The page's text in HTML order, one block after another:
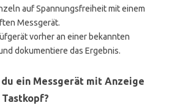
auf Spannungsfreiheit mit einem
Messgerät.
vorher an einer bekannten
dokumentiere das Ergebnis.
du ein Messgerät mit Anzeige